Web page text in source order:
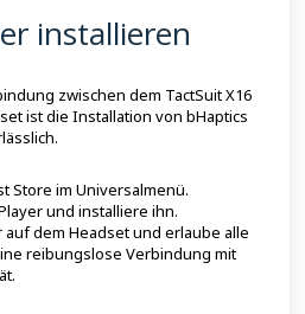
installieren
zwischen dem TactSuit X16
ist die Installation von bHaptics
Store im Universalmenü.
und installiere ihn.
auf dem Headset und erlaube alle
reibungslose Verbindung mit